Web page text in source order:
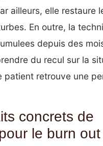
ailleurs, elle restaure
En outre, la
depuis des
du recul sur la
patient retrouve une
concrets de
le burn out